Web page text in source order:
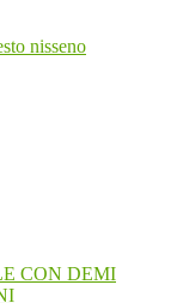
nisseno
CON DEMI